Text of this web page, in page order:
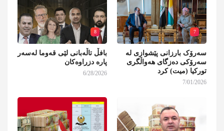
7
سەرۆک بارزانی پێشوازی لە
سەرۆکی دەزگای هەواڵگری
تورکیا (میت) کرد
7/01/2026
8
بافڵ تاڵەبانی لێی قەوما لەسەر
پارە دزراوەکان
6/28/2026